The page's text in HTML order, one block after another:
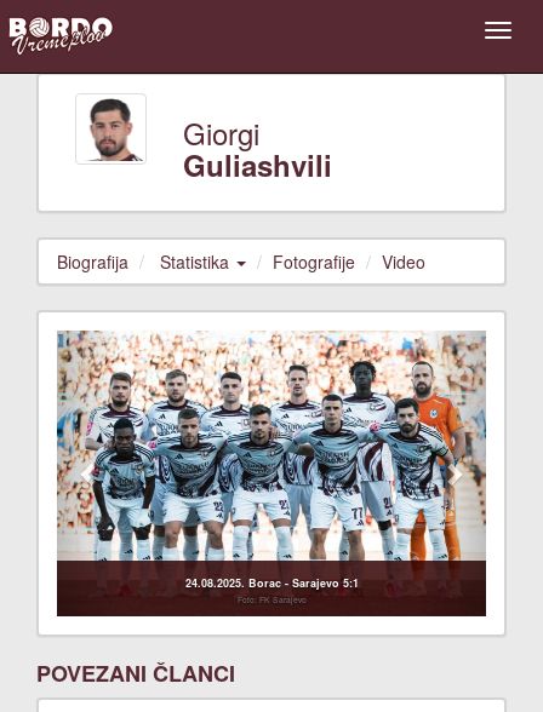
Giorgi
Guliashvili
Biografija Statistika Fotografije Video
24.08.2025. Borac - Sarajevo 5:1
Foto: FK Sarajevo
Previous Next
POVEZANI ČLANCI